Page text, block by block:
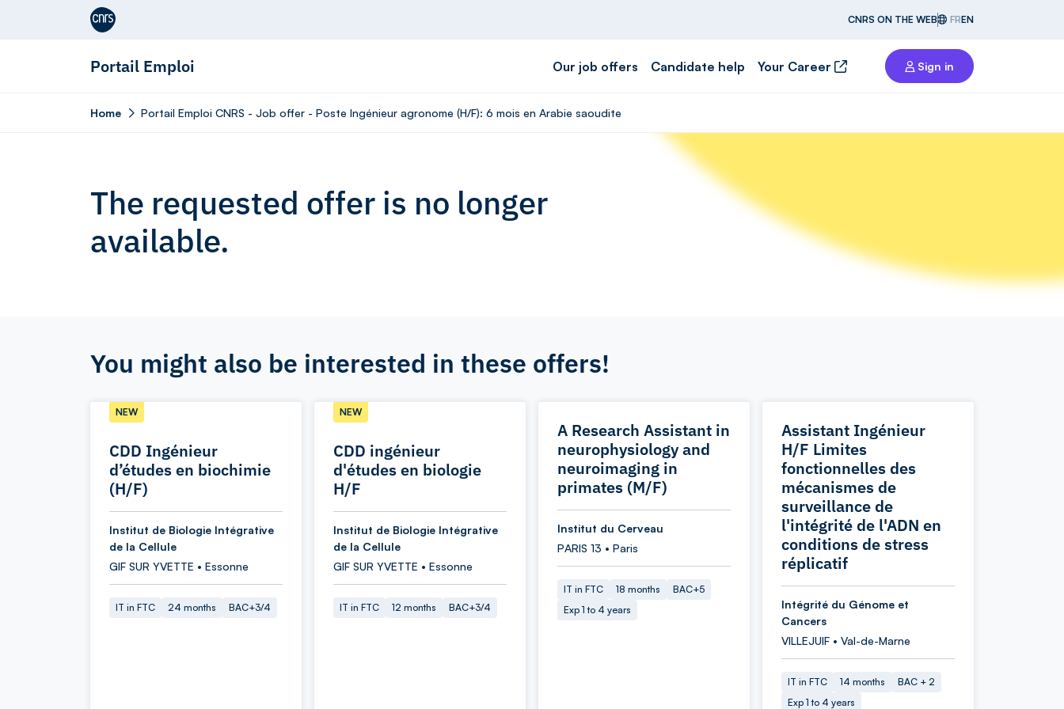
Aller au contenu
CNRS ON THE WEB FREN
Portail Emploi Our job offers Candidate help Your Career Sign in
Home Portail Emploi CNRS - Job offer - Poste Ingénieur agronome (H/F): 6 mois en Arabie saoudite
The requested offer is no longer
available.
You might also be interested in these offers!
CDD Ingénieur
d’études en biochimie
(H/F)
NEW
Institut de Biologie Intégrative
de la Cellule
GIF SUR YVETTE • Essonne
IT in FTC 24 months BAC+3/4
CDD ingénieur
d'études en biologie
H/F
NEW
Institut de Biologie Intégrative
de la Cellule
GIF SUR YVETTE • Essonne
IT in FTC 12 months BAC+3/4
A Research Assistant in
neurophysiology and
neuroimaging in
primates (M/F)
Institut du Cerveau
PARIS 13 • Paris
IT in FTC 18 months
BAC+5
Exp 1 to 4 years
Assistant Ingénieur
H/F Limites
fonctionnelles des
mécanismes de
surveillance de
l'intégrité de l'ADN en
conditions de stress
réplicatif
Intégrité du Génome et
Cancers
VILLEJUIF • Val-de-Marne
IT in FTC 14 months
BAC + 2
Exp 1 to 4 years